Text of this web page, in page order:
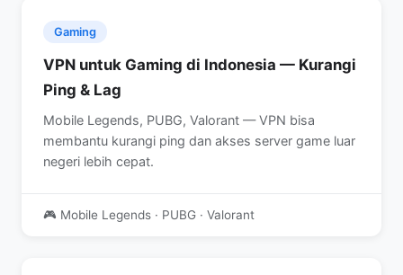
Gaming
VPN untuk Gaming di Indonesia — Kurangi
Ping & Lag
Mobile Legends, PUBG, Valorant — VPN bisa
membantu kurangi ping dan akses server game luar
negeri lebih cepat.
🎮 Mobile Legends · PUBG · Valorant